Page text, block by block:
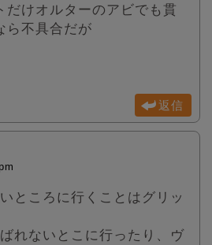
だけオルターのアビでも貫
ら不具合だが
返信
ところに行くことはグリッ
れないとこに行ったり、ヴ